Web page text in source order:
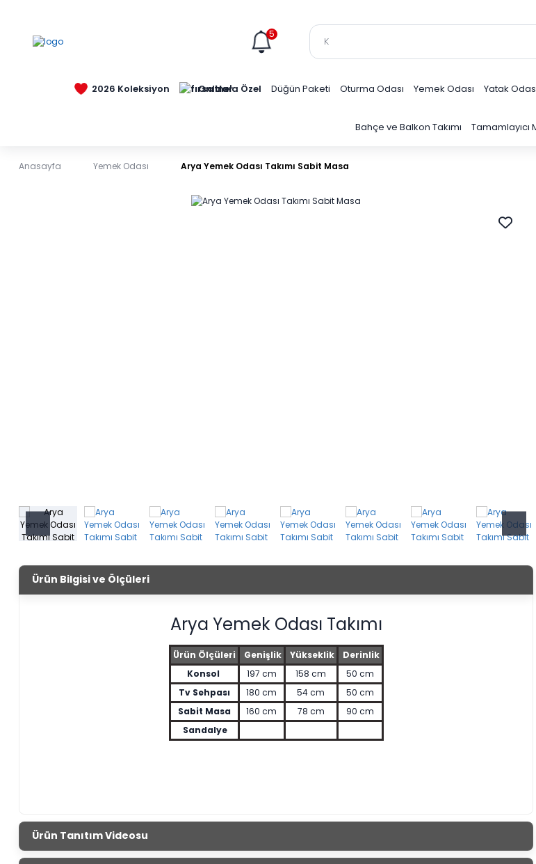
5
2026 Koleksiyon Online'a Özel Düğün Paketi Oturma Odası Yemek Odası Yatak
Bahçe ve Balkon Takımı Tamamlayıcı
Anasayfa Yemek Odası Arya Yemek Odası Takımı Sabit Masa
Ürün Bilgisi ve Ölçüleri
Arya Yemek Odası Takımı
Ürün Ölçüleri Genişlik Yükseklik
Derinlik
Konsol
197 cm 158 cm
50 cm
Tv Sehpası
180 cm 54 cm
50 cm
Sabit Masa
160 cm 78 cm
90 cm
Sandalye
Ürün Tanıtım Videosu